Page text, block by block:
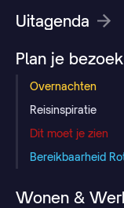
Uitagenda
Plan je bezoek
Overnachten
Reisinspiratie
Dit moet je zien
Bereikbaarheid
Wonen &